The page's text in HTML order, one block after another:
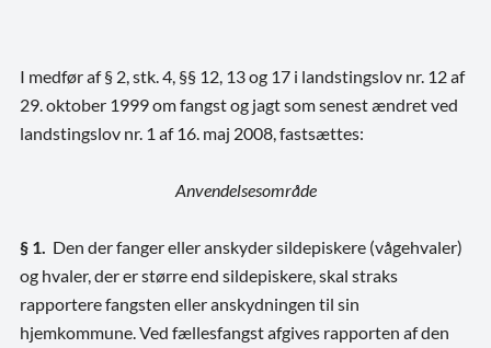
I medfør af § 2, stk. 4, §§ 12, 13 og 17 i landstingslov nr. 12 af
29. oktober 1999 om fangst og jagt som senest ændret ved
landstingslov nr. 1 af 16. maj 2008, fastsættes:
Anvendelsesområde
§ 1.
Den der fanger eller anskyder sildepiskere (vågehvaler)
og hvaler, der er større end sildepiskere, skal straks
rapportere fangsten eller anskydningen til sin
hjemkommune. Ved fællesfangst afgives rapporten af den